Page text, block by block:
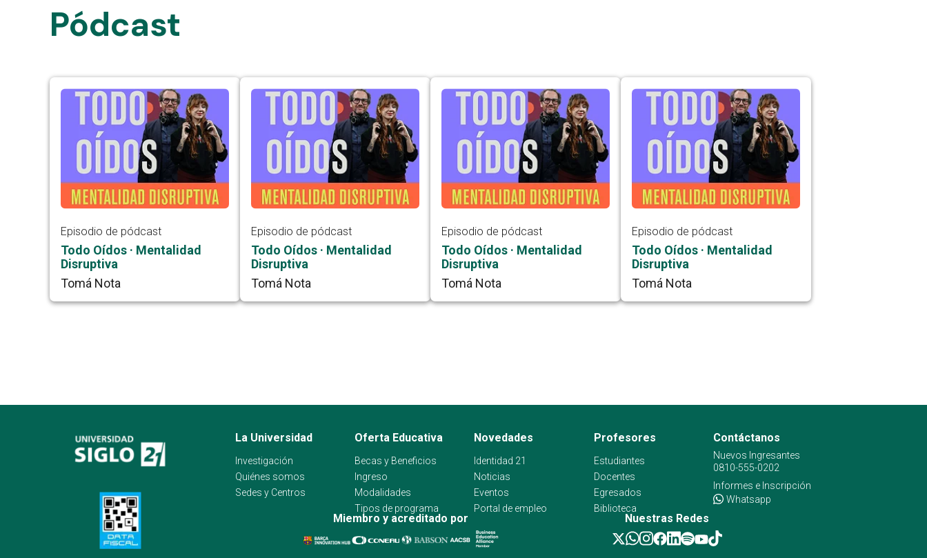
Pódcast
Episodio de pódcast
Todo Oídos · Mentalidad
Disruptiva
Tomá Nota
Episodio de pódcast
Todo Oídos · Mentalidad
Disruptiva
Tomá Nota
Episodio de pódcast
Todo Oídos · Mentalidad
Disruptiva
Tomá Nota
Episodio de pódcast
Todo Oídos · Mentalidad
Disruptiva
Tomá Nota
La Universidad
Investigación
Quiénes somos
Sedes y Centros
Oferta Educativa
Becas y Beneficios
Ingreso
Modalidades
Tipos de programa
Novedades
Identidad 21
Noticias
Eventos
Portal de empleo
Profesores
Estudiantes
Docentes
Egresados
Biblioteca
Contáctanos
Nuevos Ingresantes
0810-555-0202
Informes e Inscripción
Whatsapp
Miembro y acreditado por Nuestras Redes